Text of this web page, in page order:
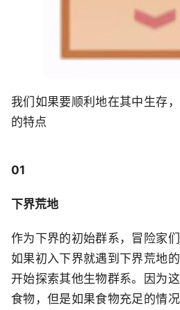
我们如果要顺利地在其中生存
的特点
01
下界荒地
作为下界的初始群系，冒险家
如果初入下界就遇到下界荒地
开始探索其他生物群系。因为
食物，但是如果食物充足的情